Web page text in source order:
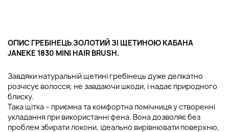
ОПИС ГРЕБІНЕЦЬ ЗОЛОТИЙ ЗІ ЩЕТИНОЮ КАБАНА
JANEKE 1830 MINI HAIR BRUSH.
Завдяки натуральній щетині гребінець дуже делікатно
розчісує волосся, не завдаючи шкоди, і надає природного
блиску.
Така щітка – приємна та комфортна помічниця у створенні
укладання при використанні фена. Вона дозволяє без
проблем збирати локони, ідеально вирівнювати поверхню,